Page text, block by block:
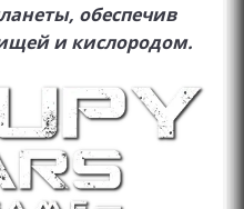
обеспечив
и кислородом.